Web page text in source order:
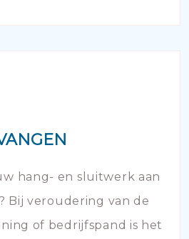
hang- en sluitwerk aan
Bij veroudering van de
of bedrijfspand is het